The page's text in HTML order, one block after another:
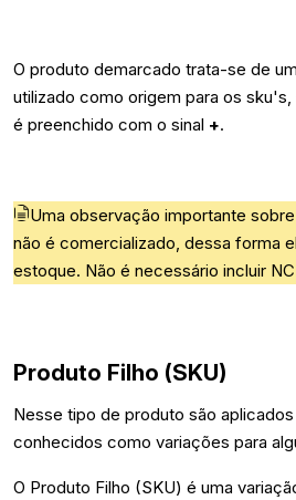
O produto demarcado trata-se de
utilizado como origem para os
é preenchido com o sinal +.
Uma observação importante
não é comercializado, dessa forma
estoque. Não é necessário incluir
Produto Filho (SKU)
Nesse tipo de produto são
conhecidos como variações para
O Produto Filho (SKU) é uma